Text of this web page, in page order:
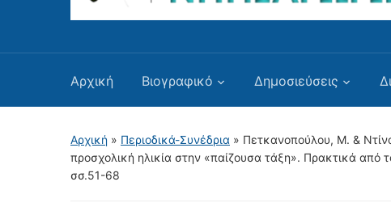
Αρχική Βιογραφικό Δημοσιεύσεις
Αρχική » Περιοδικά-Συνέδρια » Πετκανοπούλου, Μ. &
προσχολική ηλικία στην «παίζουσα τάξη». Πρακτικά από
σσ.51-68